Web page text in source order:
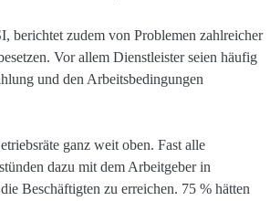
berichtet zudem von Problemen zahlreicher
Vor allem Dienstleister seien häufig
und den Arbeitsbedingungen
ganz weit oben. Fast alle
dazu mit dem Arbeitgeber in
Beschäftigten zu erreichen. 75 % hätten